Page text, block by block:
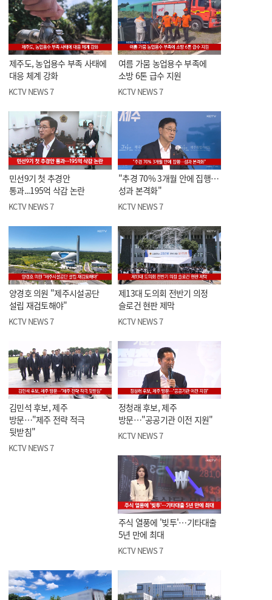
제주도, 농업용수 부족 사태에
대응 체계 강화
KCTV NEWS 7
여름 가뭄 농업용수 부족에
소방 6톤 급수 지원
KCTV NEWS 7
민선9기 첫 추경안
통과...195억 삭감 논란
KCTV NEWS 7
"추경 70% 3개월 안에 집행…
성과 본격화"
KCTV NEWS 7
양경호 의원 "제주시설공단
설립 재검토해야"
KCTV NEWS 7
제13대 도의회 전반기 의정
슬로건 현판 제막
KCTV NEWS 7
김민석 후보, 제주
방문…"제주 전략 적극
뒷받침"
KCTV NEWS 7
정청래 후보, 제주
방문…"공공기관 이전 지원"
KCTV NEWS 7
주식 열풍에 '빚투'…기타대출
5년 만에 최대
KCTV NEWS 7